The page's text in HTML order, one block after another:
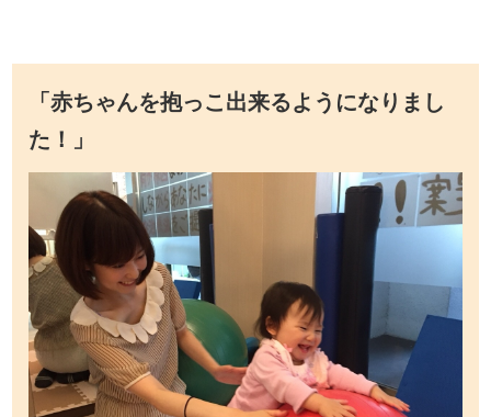
「赤ちゃんを抱っこ出来るようになりまし
た！」